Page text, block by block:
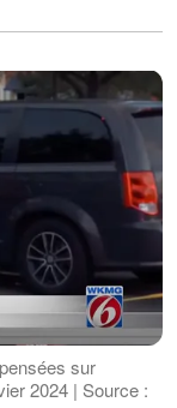
sur
2024 | Source :